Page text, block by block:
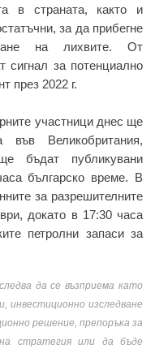
в страната, както и
за да прибегне
на лихвите. От
сигнал за потенциално
през 2022 г.
участници днес ще
Великобритания,
бъдат публикувани
българско време. В
за разрешителните
докато в 17:30 часа
петролни запаси за
да се възприема като
инвестиционно изследване
решение, препоръка за
стратегия или да бъде